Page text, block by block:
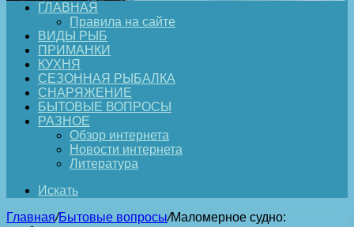
ГЛАВНАЯ
Правила на сайте
ВИДЫ РЫБ
ПРИМАНКИ
КУХНЯ
СЕЗОННАЯ РЫБАЛКА
СНАРЯЖЕНИЕ
БЫТОВЫЕ ВОПРОСЫ
РАЗНОЕ
Обзор интернета
Новости интернета
Литература
Искать
Главная/Бытовые вопросы/Маломерное судно: